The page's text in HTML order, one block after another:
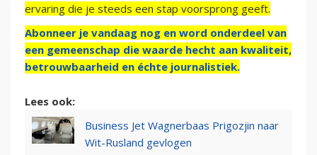
ervaring die je steeds een stap voorsprong geeft.
Abonneer je vandaag nog en word onderdeel van
een gemeenschap die waarde hecht aan kwaliteit,
betrouwbaarheid en échte journalistiek.
Lees ook:
Business Jet Wagnerbaas Prigozjin naar
Wit-Rusland gevlogen